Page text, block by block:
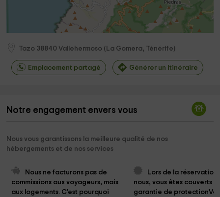
Tazo 38840 Vallehermoso ( La Gomera, Ténérife)
Emplacement partagé Générer un itinéraire
Notre engagement envers vous
Nous vous garantissons la meilleure qualité de nos
hébergements et de nos services
Nous ne facturons pas de
commissions aux voyageurs, mais
aux logements. C'est pourquoi
Lors de la
nous, vous êtes couverts
garantie de